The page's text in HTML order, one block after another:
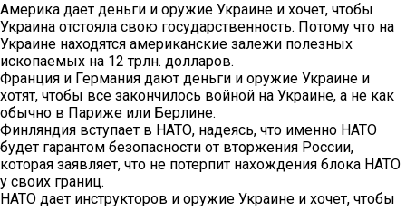
Америка дает деньги и оружие Украине и хочет, чтобы
Украина отстояла свою государственность. Потому что на
Украине находятся американские залежи полезных
ископаемых на 12 трлн. долларов.
Франция и Германия дают деньги и оружие Украине и
хотят, чтобы все закончилось войной на Украине, а не как
обычно в Париже или Берлине.
Финляндия вступает в НАТО, надеясь, что именно НАТО
будет гарантом безопасности от вторжения России,
которая заявляет, что не потерпит нахождения блока НАТО
у своих границ.
НАТО дает инструкторов и оружие Украине и хочет, чтобы